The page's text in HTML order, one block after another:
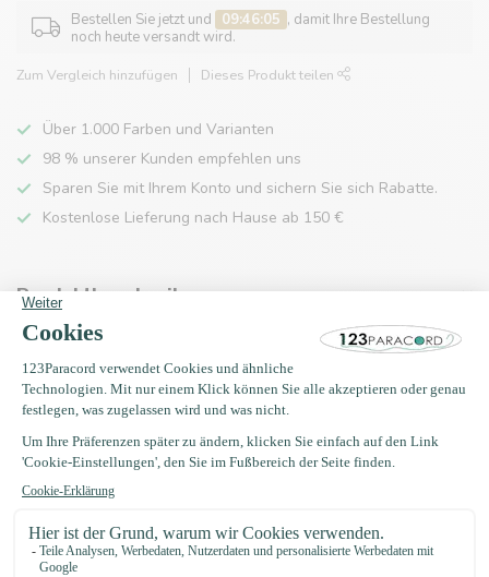
Bestellen Sie jetzt und 09:46:05 , damit Ihre Bestellung
noch heute versandt wird.
Zum Vergleich hinzufügen Dieses Produkt teilen
Über 1.000 Farben und Varianten
98 % unserer Kunden empfehlen uns
Sparen Sie mit Ihrem Konto und sichern Sie sich Rabatte.
Kostenlose Lieferung nach Hause ab 150 €
Produktbeschreibung
Zuletzt angesehen